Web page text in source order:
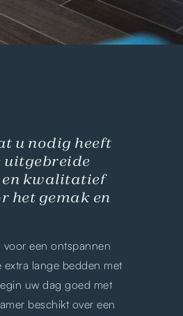
u nodig heeft
uitgebreide
en kwalitatief
het gemak en
voor een ontspannen
lange bedden met
uw dag goed met
beschikt over een